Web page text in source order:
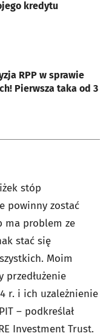
kredytu
RPP w sprawie
Pierwsza taka od 3
stóp
powinny zostać
ma problem ze
stać się
Moim
przedłużenie
r. i ich uzależnienie
– podkreślał
Investment Trust.